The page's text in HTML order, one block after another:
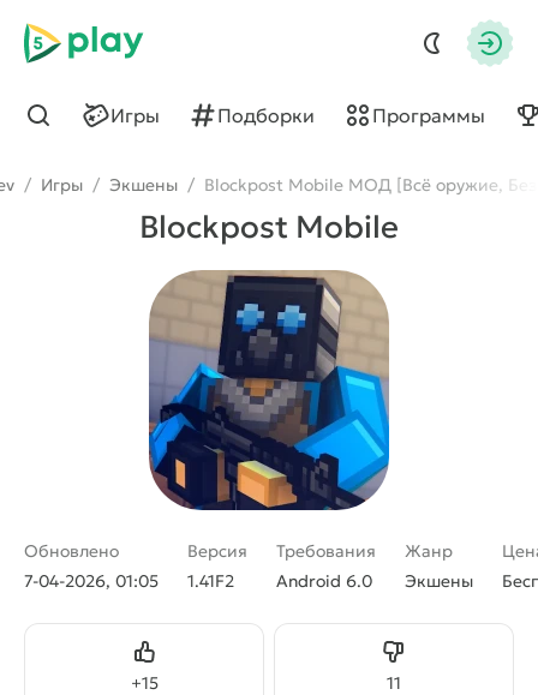
5play
Игры Подборки Программы
Найти
/ Игры / Экшены / Blockpost Mobile МОД [Всё оружие,
Blockpost Mobile
Обновлено
7-04-2026, 01:05
Версия
1.41F2
Требования
Android 6.0
Жанр
Экшены
+15
Нравится 11Не нравится